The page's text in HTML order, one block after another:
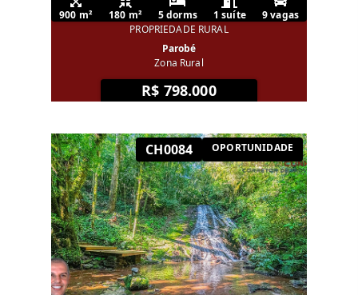
900 m² 180 m² 5 dorms 1 suíte
9 vagas
PROPRIEDADE RURAL
Parobé
Zona Rural
R$ 798.000
CH0084 OPORTUNIDADE